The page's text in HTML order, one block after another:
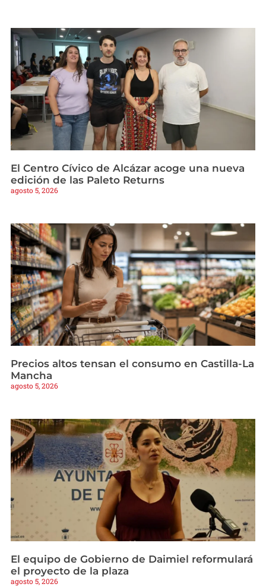
El Centro Cívico de Alcázar acoge una nueva
edición de las Paleto Returns
agosto 5, 2026
Precios altos tensan el consumo en Castilla-La
Mancha
agosto 5, 2026
El equipo de Gobierno de Daimiel reformulará
el proyecto de la plaza
agosto 5, 2026